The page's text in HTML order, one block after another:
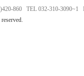
860 TEL 032-310-3090~1